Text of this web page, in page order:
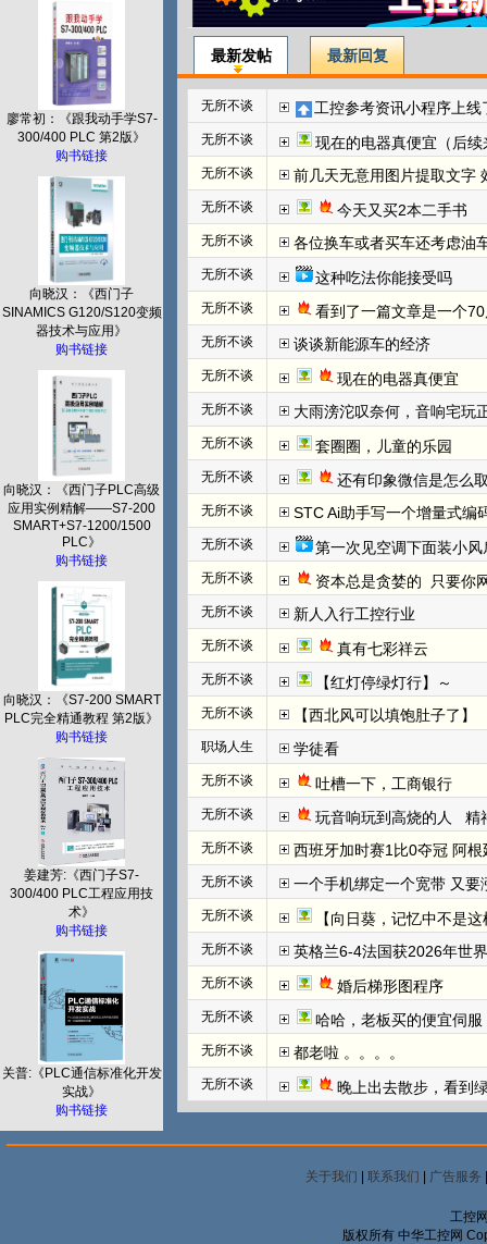
廖常初：《跟我动手学S7-
300/400 PLC 第2版》
购书链接
向晓汉：《西门子
SINAMICS G120/S120变频
器技术与应用》
购书链接
向晓汉：《西门子PLC高级
应用实例精解——S7-200
SMART+S7-1200/1500
PLC》
购书链接
向晓汉：《S7-200 SMART
PLC完全精通教程 第2版》
购书链接
姜建芳:《西门子S7-
300/400 PLC工程应用技
术》
购书链接
关普:《PLC通信标准化开发
实战》
购书链接
最新发帖 最新回复
无所不谈 工控参考资讯小程序上线
无所不谈 现在的电器真便宜（后续
无所不谈 前几天无意用图片提取文字
无所不谈 今天又买2本二手书
无所不谈 各位换车或者买车还考虑油
无所不谈 这种吃法你能接受吗
无所不谈 看到了一篇文章是一个
无所不谈 谈谈新能源车的经济
无所不谈 现在的电器真便宜
无所不谈 大雨滂沱叹奈何，音响宅玩
无所不谈 套圈圈，儿童的乐园
无所不谈 还有印象微信是怎么
无所不谈 STC Ai助手写一个增量式编
无所不谈 第一次见空调下面装小风
无所不谈 资本总是贪婪的  只要你
无所不谈 新人入行工控行业
无所不谈 真有七彩祥云
无所不谈 【红灯停绿灯行】～
无所不谈 【西北风可以填饱肚子了】
职场人生 学徒看
无所不谈 吐槽一下，工商银行
无所不谈 玩音响玩到高烧的人   精
无所不谈 西班牙加时赛1比0夺冠 阿
无所不谈 一个手机绑定一个宽带 又要
无所不谈 【向日葵，记忆中不是
无所不谈 英格兰6-4法国获2026年世
无所不谈 婚后梯形图程序
无所不谈 哈哈，老板买的便宜伺
无所不谈 都老啦 。。。。
无所不谈 晚上出去散步，看到
关于我们 | 联系我们 | 广告服务
工控
版权所有 中华工控网